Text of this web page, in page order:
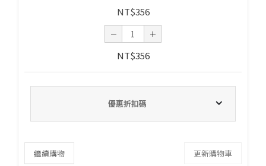
NT$356
NT$356
優惠折扣碼
繼續購物 更新購物車